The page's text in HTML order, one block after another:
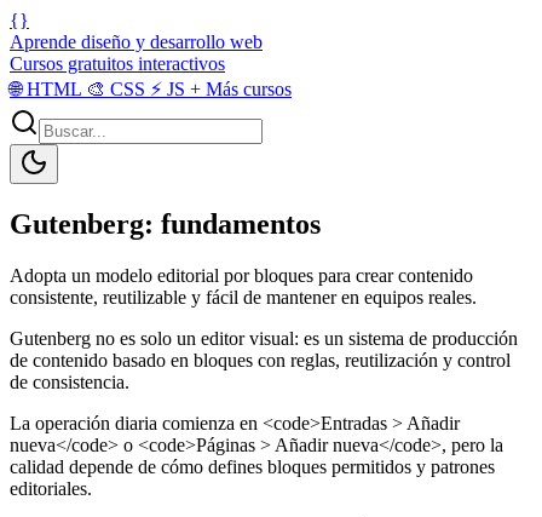
{}
Aprende diseño y desarrollo web
Cursos gratuitos interactivos
🌐HTML 🎨 CSS ⚡ JS + Más cursos
Gutenberg: fundamentos
Adopta un modelo editorial por bloques para crear contenido
consistente, reutilizable y fácil de mantener en equipos reales.
Gutenberg no es solo un editor visual: es un sistema de producción
de contenido basado en bloques con reglas, reutilización y control
de consistencia.
La operación diaria comienza en <code>Entradas > Añadir
nueva</code> o <code>Páginas > Añadir nueva</code>, pero la
calidad depende de cómo defines bloques permitidos y patrones
editoriales.